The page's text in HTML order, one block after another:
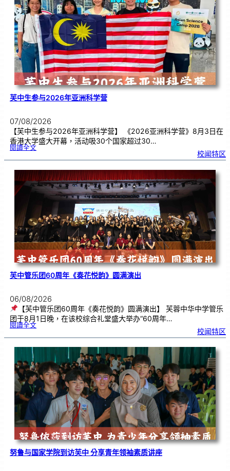
生
理
期
焦
虑
！
芙中生参与2026年亚洲科学营
07/08/2026
【芙中生参与2026年亚洲科学营】 《2026亚洲科学营》8月3日在
香港大学盛大开幕，活动吸30个国家超过30…
閱讀全文:芙
生
参
2
0
2
6
年
亚
洲科
校闻特区
芙中管乐团60周年《奏花悦韵》圆满演出
06/08/2026
【芙中管乐团60周年《奏花悦韵》圆满演出】 芙蓉中华中学管乐
团于8月1日晚，在该校综合礼堂盛大举办“60周年…
閱讀全文:芙
乐
6
0
《
奏
花
悦
韵
》
圆
满
演
出
校闻特区
努鲁与国家学院到访芙中 分享青年领袖素质讲座